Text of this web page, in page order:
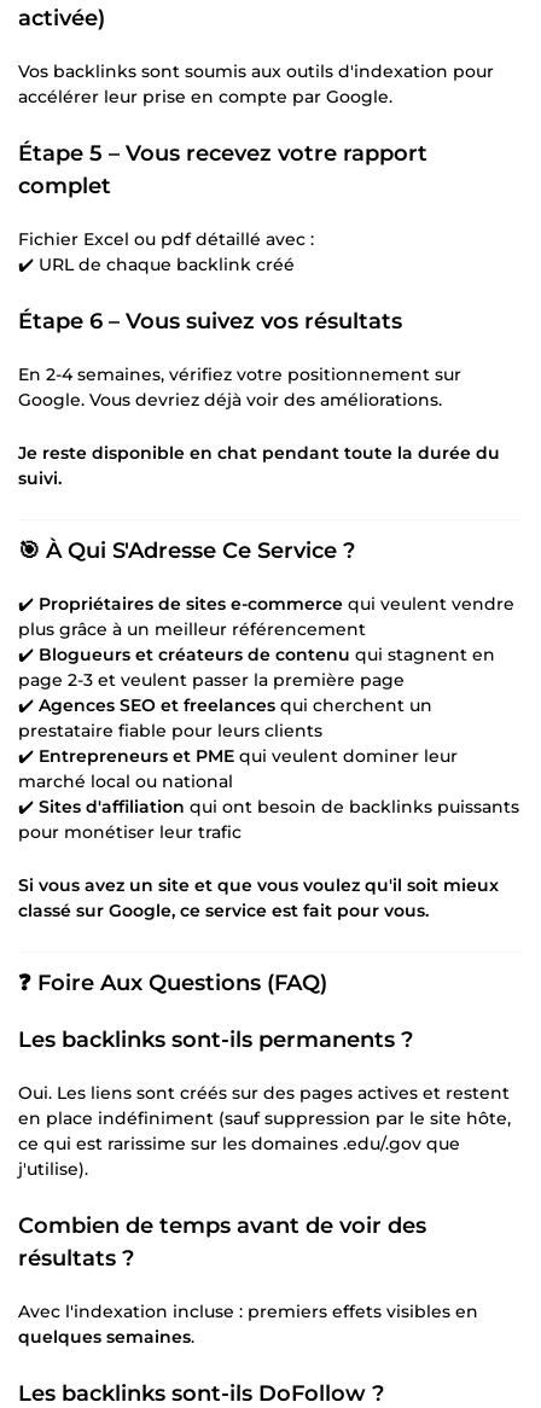
activée)
Vos backlinks sont soumis aux outils d'indexation pour
accélérer leur prise en compte par Google.
Étape 5 – Vous recevez votre rapport
complet
Fichier Excel ou pdf détaillé avec :
✔️ URL de chaque backlink créé
Étape 6 – Vous suivez vos résultats
En 2-4 semaines, vérifiez votre positionnement sur
Google. Vous devriez déjà voir des améliorations.
Je reste disponible en chat pendant toute la durée du
suivi.
🎯 À Qui S'Adresse Ce Service ?
✔️ Propriétaires de sites e-commerce qui veulent vendre
plus grâce à un meilleur référencement
✔️ Blogueurs et créateurs de contenu qui stagnent en
page 2-3 et veulent passer la première page
✔️ Agences SEO et freelances qui cherchent un
prestataire fiable pour leurs clients
✔️ Entrepreneurs et PME qui veulent dominer leur
marché local ou national
✔️ Sites d'affiliation qui ont besoin de backlinks puissants
pour monétiser leur trafic
Si vous avez un site et que vous voulez qu'il soit mieux
classé sur Google, ce service est fait pour vous.
❓ Foire Aux Questions (FAQ)
Les backlinks sont-ils permanents ?
Oui. Les liens sont créés sur des pages actives et restent
en place indéfiniment (sauf suppression par le site hôte,
ce qui est rarissime sur les domaines .edu/.gov que
j'utilise).
Combien de temps avant de voir des
résultats ?
Avec l'indexation incluse : premiers effets visibles en
quelques semaines.
Les backlinks sont-ils DoFollow ?